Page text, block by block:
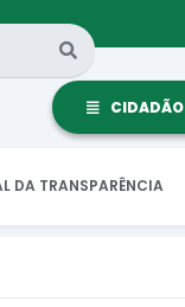
CIDADÃO
DA TRANSPARÊNCIA